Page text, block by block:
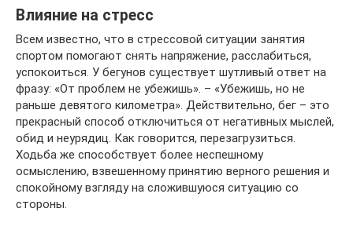
Влияние на стресс
Всем известно, что в стрессовой ситуации занятия
спортом помогают снять напряжение, расслабиться,
успокоиться. У бегунов существует шутливый ответ на
фразу: «От проблем не убежишь». – «Убежишь, но не
раньше девятого километра». Действительно, бег – это
прекрасный способ отключиться от негативных мыслей,
обид и неурядиц. Как говорится, перезагрузиться.
Ходьба же способствует более неспешному
осмыслению, взвешенному принятию верного решения и
спокойному взгляду на сложившуюся ситуацию со
стороны.